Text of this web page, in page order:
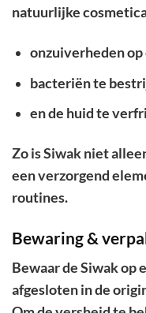
natuurlijke
onzuiverheden
bacteriën te
en de huid te
Zo is Siwak niet
een verzorgend
routines.
Bewaring &
Bewaar de Siwak op
afgesloten in de